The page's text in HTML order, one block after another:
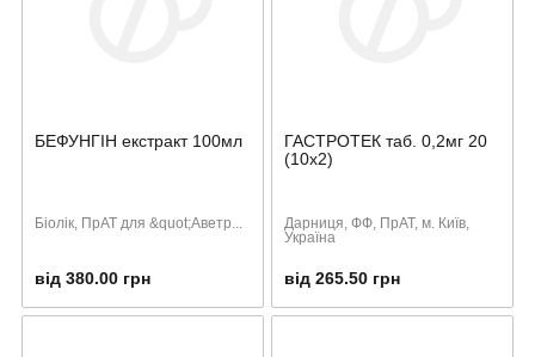
БЕФУНГІН екстракт 100мл
Біолік, ПрАТ для &quot;Аветр...
від 380.00 грн
ГАСТРОТЕК таб. 0,2мг 20
(10х2)
Дарниця, ФФ, ПрАТ, м. Київ,
Україна
від 265.50 грн